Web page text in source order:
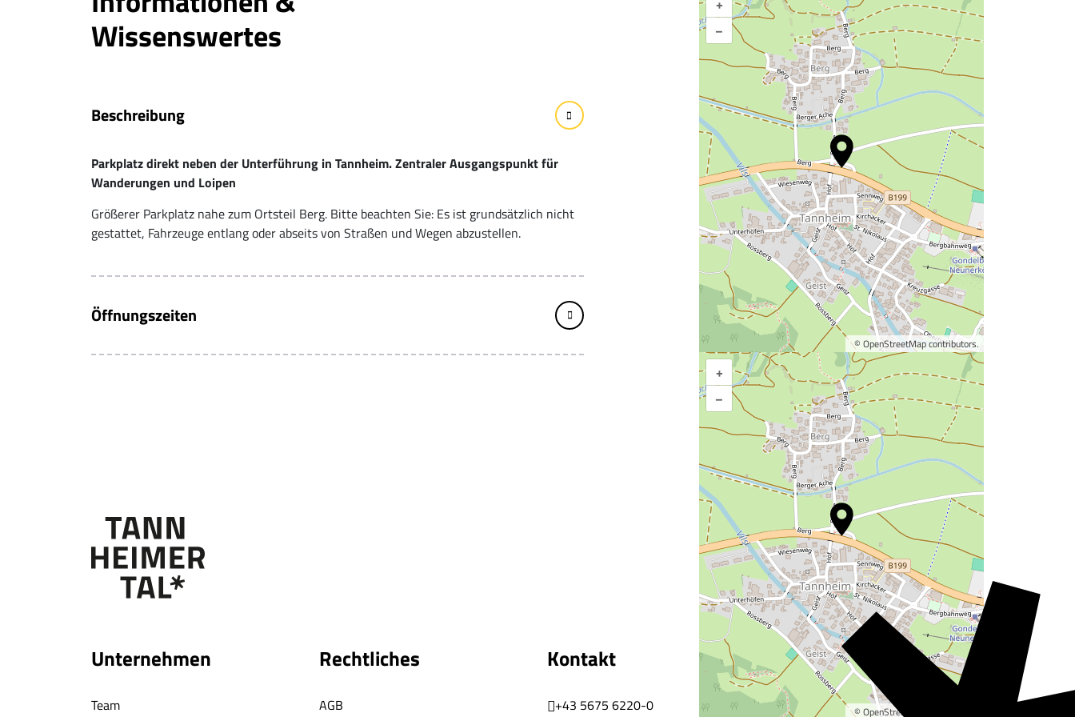
+
–
© OpenStreetMapcontributors.
+
–
© OpenStreetMap
Karte vergrößern
Wissenswertes
Beschreibung
Parkplatz direkt neben der Unterführung in Tannheim. Zentraler Ausgangspunkt für
Wanderungen und Loipen
Größerer Parkplatz nahe zum Ortsteil Berg. Bitte beachten Sie: Es ist grundsätzlich nicht
gestattet, Fahrzeuge entlang oder abseits von Straßen und Wegen abzustellen.
Öffnungszeiten
Unternehmen
Team
Rechtliches
AGB
Kontakt
+43 5675 6220-0